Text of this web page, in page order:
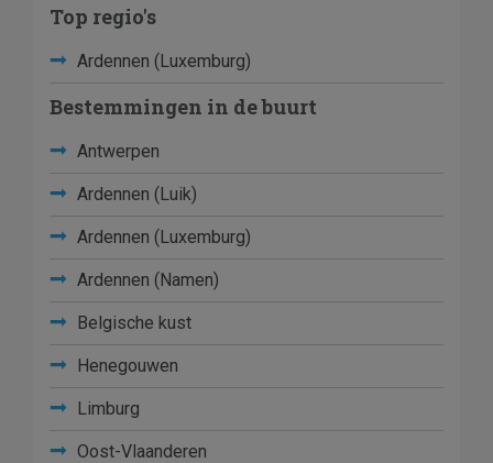
Top regio's
Ardennen (Luxemburg)
Bestemmingen in de buurt
Antwerpen
Ardennen (Luik)
Ardennen (Luxemburg)
Ardennen (Namen)
Belgische kust
Henegouwen
Limburg
Oost-Vlaanderen